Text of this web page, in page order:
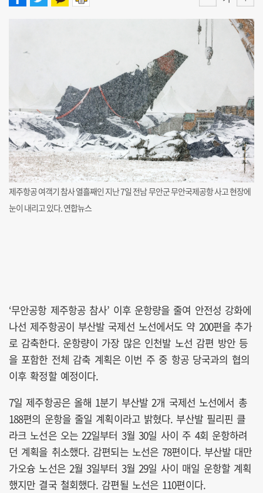
제주항공 여객기 참사 열흘째인 지난 7일 전남 무안군 무안국제공항 사고 현장에
눈이 내리고 있다. 연합뉴스
‘무안공항 제주항공 참사’ 이후 운항량을 줄여 안전성 강화에
나선 제주항공이 부산발 국제선 노선에서도 약 200편을 추가
로 감축한다. 운항량이 가장 많은 인천발 노선 감편 방안 등
을 포함한 전체 감축 계획은 이번 주 중 항공 당국과의 협의
이후 확정할 예정이다.
7일 제주항공은 올해 1분기 부산발 2개 국제선 노선에서 총
188편의 운항을 줄일 계획이라고 밝혔다. 부산발 필리핀 클
라크 노선은 오는 22일부터 3월 30일 사이 주 4회 운항하려
던 계획을 취소했다. 감편되는 노선은 78편이다. 부산발 대만
가오슝 노선은 2월 3일부터 3월 29일 사이 매일 운항할 계획
했지만 결국 철회했다. 감편될 노선은 110편이다.